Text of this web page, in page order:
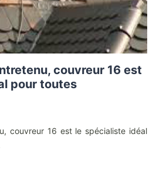
couvreur 16 est
pour toutes
couvreur 16 est le spécialiste idéal